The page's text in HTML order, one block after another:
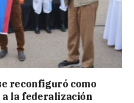
reconfiguró como
la federalización